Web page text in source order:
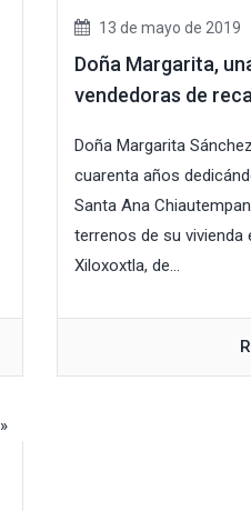
13 de mayo de 2019
Doña Margarita,
vendedoras de
Doña Margarita
cuarenta años
Santa Ana
terrenos de su vivienda
Xiloxoxtla, de...